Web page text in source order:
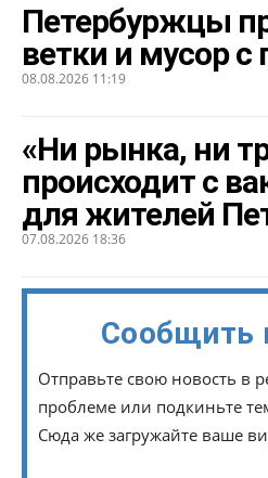
Петербуржцы
ветки и мусор с
08.08.2026 11:19
«Ни рынка, ни
происходит с
для жителей
07.08.2026 18:36
Сообщить
Отправьте свою новость в
проблеме или подкиньте
Сюда же загружайте ваше